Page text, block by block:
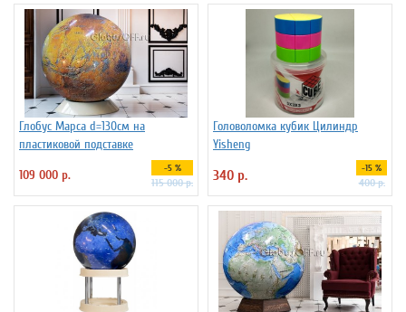
Глобус Марса d=130см на
пластиковой подставке
109 000 р.
-5 %
115 000 р.
Головоломка кубик Цилиндр
Yisheng
340 р. -15 %
400 р.